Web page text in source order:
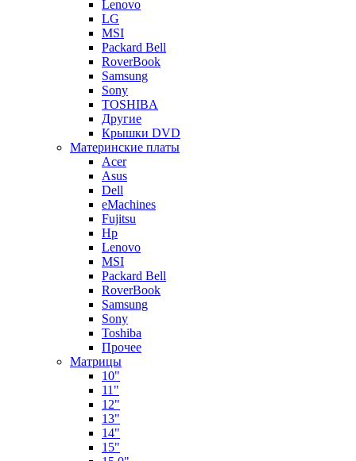
Lenovo
LG
MSI
Packard Bell
RoverBook
Samsung
Sony
TOSHIBA
Другие
Крышки DVD
Материнские платы
Acer
Asus
Dell
eMachines
Fujitsu
Hp
Lenovo
MSI
Packard Bell
RoverBook
Samsung
Sony
Toshiba
Прочее
Матрицы
10"
11"
12"
13"
14"
15"